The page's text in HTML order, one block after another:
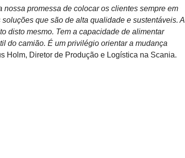
promessa de colocar os clientes sempre em
que são de alta qualidade e sustentáveis. A
disto mesmo. Tem a capacidade de alimentar
do camião. É um privilégio orientar a mudança
Holm, Diretor de Produção e Logística na Scania.